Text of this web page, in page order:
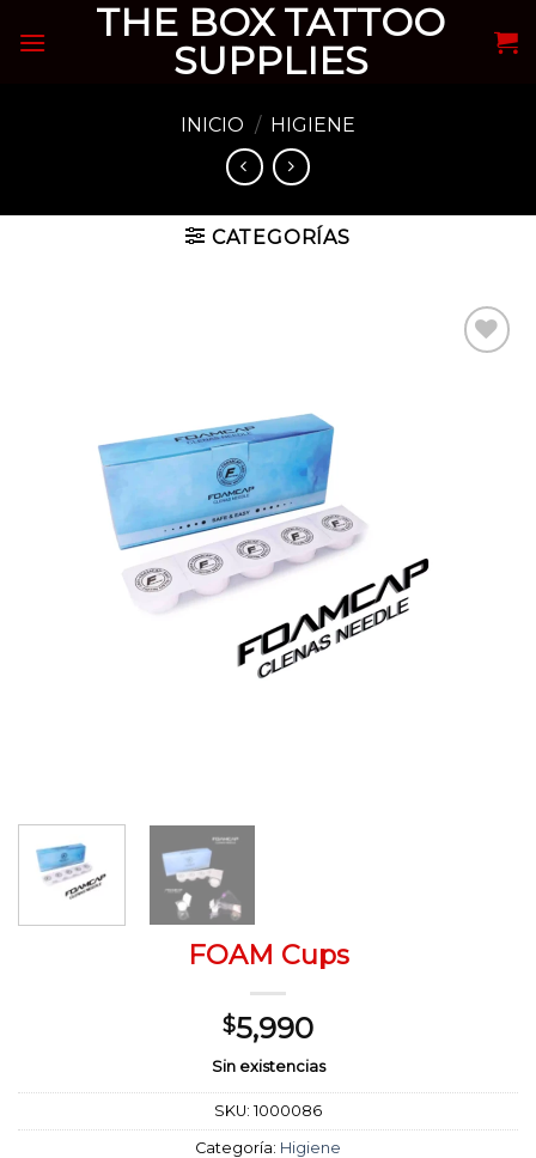
THE BOX TATTOO
SUPPLIES
INICIO / HIGIENE
CATEGORÍAS
FOAM Cups
$5,990
Sin existencias
SKU: 1000086
Categoría: Higiene